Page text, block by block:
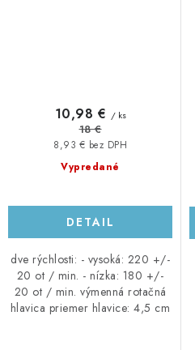
Vypredané
8,93 € bez DPH
10,98 € / ks
18 €
DETAIL
dve rýchlosti: - vysoká: 220 +/-
20 ot / min. - nízka: 180 +/-
20 ot / min. výmenná rotačná
hlavica priemer hlavice: 4,5 cm